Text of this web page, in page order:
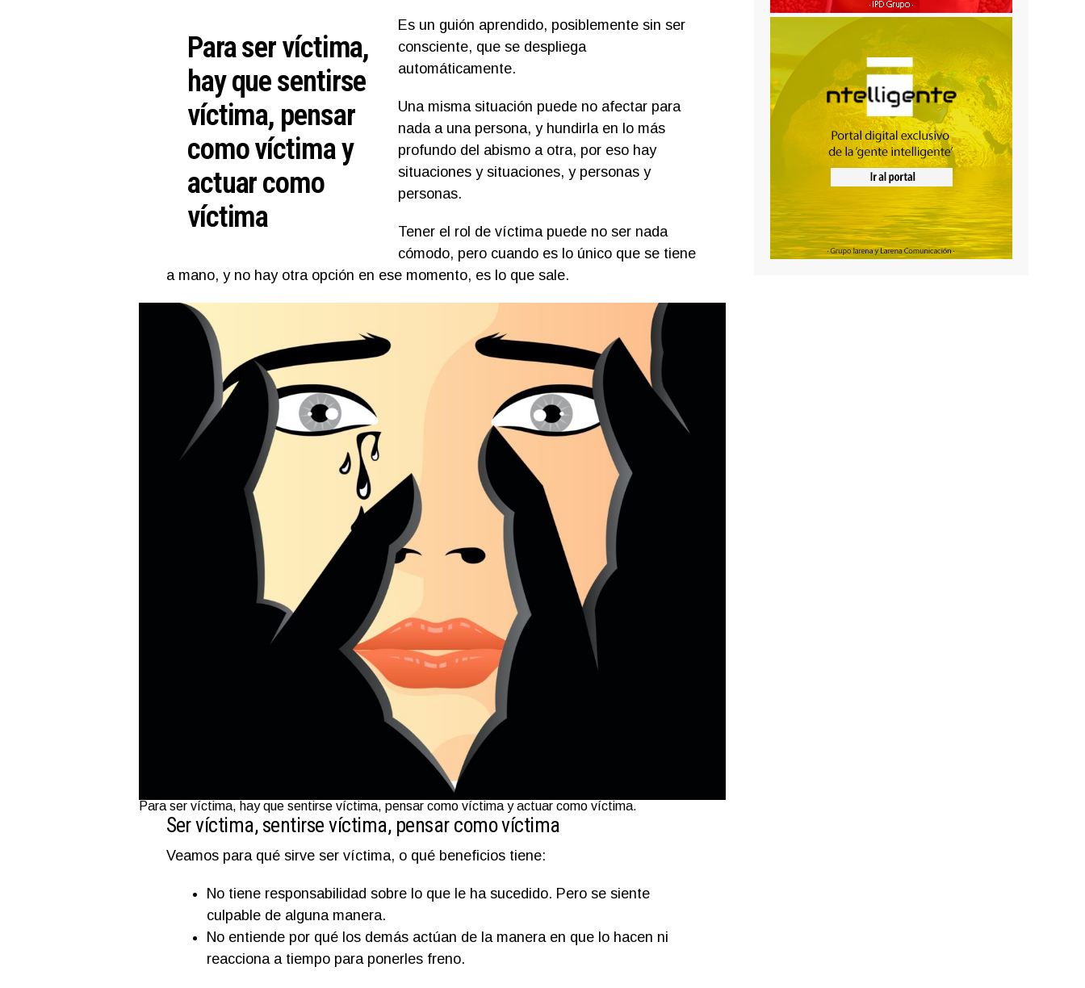
Para ser víctima,
hay que sentirse
víctima, pensar
como víctima y
actuar como
víctima
Es un guión aprendido, posiblemente sin ser
consciente, que se despliega
automáticamente.
Una misma situación puede no afectar para
nada a una persona, y hundirla en lo más
profundo del abismo a otra, por eso hay
situaciones y situaciones, y personas y
personas.
Tener el rol de víctima puede no ser nada
cómodo, pero cuando es lo único que se tiene
a mano, y no hay otra opción en ese momento, es lo que sale.
Para ser víctima, hay que sentirse víctima, pensar como víctima y actuar como víctima.
Ser víctima, sentirse víctima, pensar como víctima
Veamos para qué sirve ser víctima, o qué beneficios tiene:
No tiene responsabilidad sobre lo que le ha sucedido. Pero se siente
culpable de alguna manera.
No entiende por qué los demás actúan de la manera en que lo hacen ni
reacciona a tiempo para ponerles freno.